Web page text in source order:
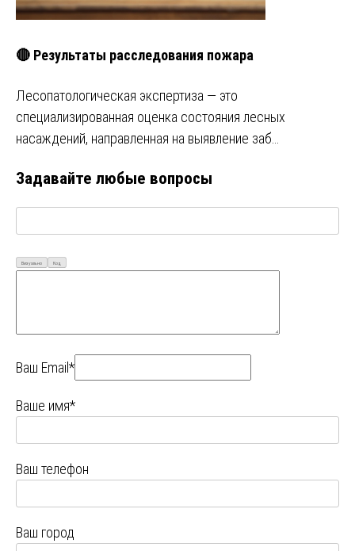
🔴 Результаты расследования пожара
Лесопатологическая экспертиза — это
специализированная оценка состояния лесных
насаждений, направленная на выявление заб…
Задавайте любые вопросы
Визуально Код
Ваш Email*
Ваше имя*
Ваш телефон
Ваш город